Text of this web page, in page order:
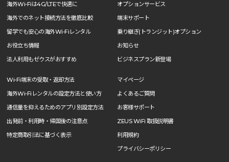
海外Wi-Fiは4G/LTEで快適に
オプションサービス
海外でのネット接続方法を徹底比較
端末サポート
留学でも安心の海外Wi-Fiレンタル
乗り継ぎ(トランジット)オプション
お役立ち情報
お知らせ
法人利用もゼウスがおすすめ
ビジネスプラン新登場
Wi-Fi端末の受取・返却方法
マイページ
海外Wi-Fiレンタルの設定方法と使い方
よくあるご質問
通信量を抑えるためのアプリ別設定方法
お客様サポート
出発前・利用時・帰国後の注意点
ZEUS WiFi 取扱説明書
特定商取引法に基づく表示
利用規約
プライバシーポリシー